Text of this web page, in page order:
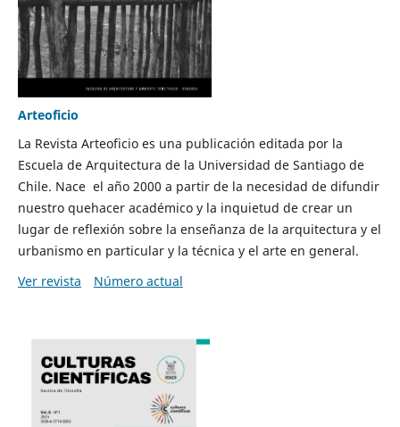
Arteoficio
La Revista Arteoficio es una publicación editada por la
Escuela de Arquitectura de la Universidad de Santiago de
Chile. Nace el año 2000 a partir de la necesidad de difundir
nuestro quehacer académico y la inquietud de crear un
lugar de reflexión sobre la enseñanza de la arquitectura y el
urbanismo en particular y la técnica y el arte en general.
Ver revista
Número actual